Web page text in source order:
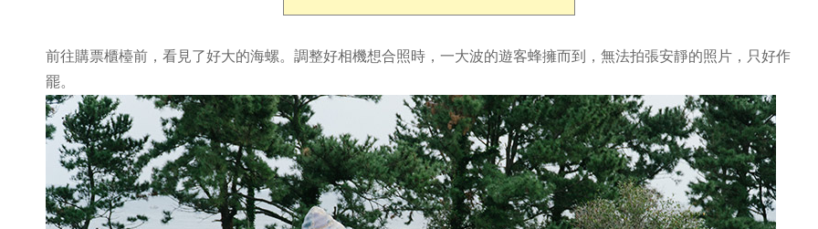
前往購票櫃檯前，看見了好大的海螺。調整好相機想合照時，一大波的遊客蜂擁而到，無法拍張安靜的照片，只好作
罷。